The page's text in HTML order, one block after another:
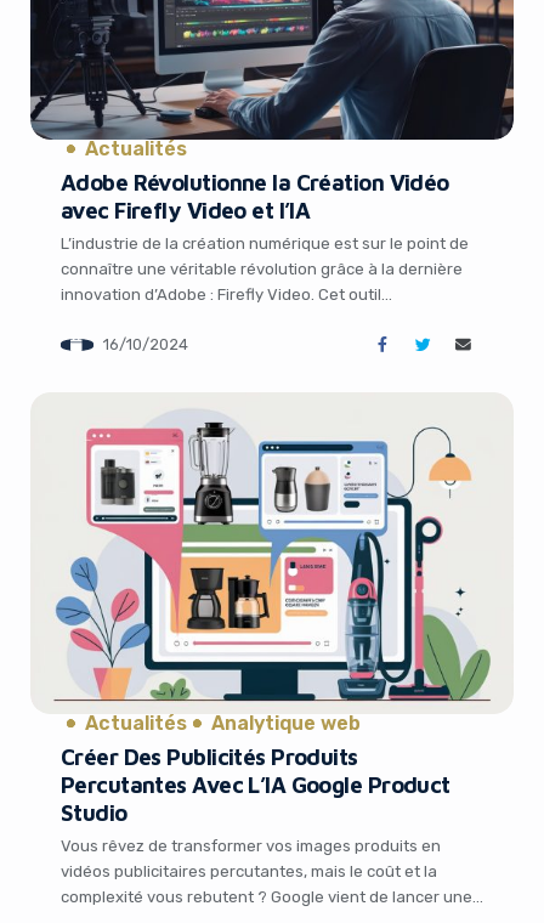
Actualités
Adobe Révolutionne la Création Vidéo
avec Firefly Video et l’IA
L’industrie de la création numérique est sur le point de
connaître une véritable révolution grâce à la dernière
innovation d’Adobe : Firefly Video. Cet outil
considérablement le processus de création vidéo en
textuelles […]
16/10/2024
Actualités Analytique web
Créer Des Publicités Produits
Percutantes Avec L’IA Google Product
Studio
Vous rêvez de transformer vos images produits en
vidéos publicitaires percutantes, mais le coût et la
complexité vous rebutent ? Google vient de lancer une
It looks like you're
using an ad-blocker!
No Thanks